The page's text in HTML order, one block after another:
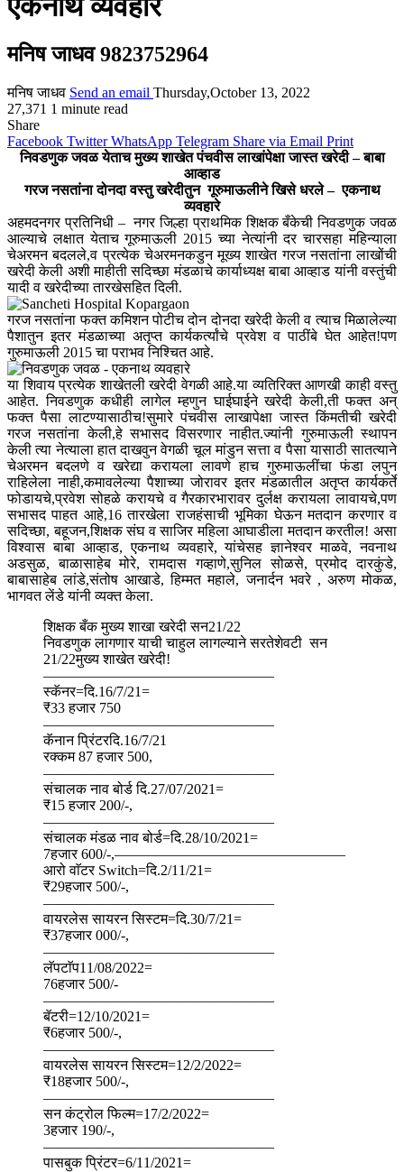
मनिष जाधव 9823752964
मनिष जाधव Send an email Thursday,October 13, 2022
27,371 1 minute read
Share
Facebook Twitter WhatsApp Telegram Share via Email Print
निवडणुक जवळ येताच मुख्य शाखेत पंचवीस लाखांपेक्षा जास्त खरेदी – बाबा
आव्हाड
गरज नसतांना दोनदा वस्तु खरेदीतुन गूरुमाऊलीने खिसे धरले – एकनाथ
व्यवहारे
अहमदनगर प्रतिनिधी – नगर जिल्हा प्राथमिक शिक्षक बँकेची निवडणुक जवळ
आल्याचे लक्षात येताच गूरुमाऊली 2015 च्या नेत्यांनी दर चारसहा महिन्याला
चेअरमन बदलले,व प्रत्येक चेअरमनकडुन मूख्य शाखेत गरज नसतांना लाखोंची
खरेदी केली अशी माहीती सदिच्छा मंडळाचे कार्याध्यक्ष बाबा आव्हाड यांनी वस्तुंची
यादी व खरेदीच्या तारखेसहित दिली.
गरज नसतांना फक्त कमिशन पोटीच दोन दोनदा खरेदी केली व त्याच मिळालेल्या
पैशातुन इतर मंडळाच्या अतृप्त कार्यकर्त्यांचे प्रवेश व पाठींबे घेत आहेत!पण
गुरुमाऊली 2015 चा पराभव निश्चित आहे.
या शिवाय प्रत्येक शाखेतली खरेदी वेगळी आहे.या व्यतिरिक्त आणखी काही वस्तु
आहेत.निवडणुक कधीही लागेल म्हणुन घाईघाईने खरेदी केली,ती फक्त अन्
फक्त पैसा लाटण्यासाठीच!सुमारे पंचवीस लाखापेक्षा जास्त किंमतीची खरेदी
गरज नसतांना केली,हे सभासद विसरणार नाहीत.ज्यांनी गुरुमाऊली स्थापन
केली त्या नेत्याला हात दाखवुन वेगळी चूल मांडुन सत्ता व पैसा यासाठी सातत्याने
चेअरमन बदलणे व खरेद्या करायला लावणे हाच गुरुमाऊलींचा फंडा लपुन
राहिलेला नाही,कमावलेल्या पैशाच्या जोरावर इतर मंडळातील अतृप्त कार्यकर्ते
फोडायचे,प्रवेश सोहळे करायचे व गैरकारभारावर दुर्लक्ष करायला लावायचे,पण
सभासद पाहत आहे,16 तारखेला राजहंसाची भूमिका घेऊन मतदान करणार व
सदिच्छा, बहूजन,शिक्षक संघ व साजिर महिला आघाडीला मतदान करतील! असा
विश्वास बाबा आव्हाड, एकनाथ व्यवहारे, यांचेसह ज्ञानेश्वर माळवे, नवनाथ
अडसुळ, बाळासाहेब मोरे, रामदास गव्हाणे,सुनिल सोळसे, प्रमोद दारकुंडे,
बाबासाहेब लांडे,संतोष आखाडे, हिम्मत महाले, जनार्दन भवरे , अरुण मोकळ,
भागवत लेंडे यांनी व्यक्त केला.
शिक्षक बँक मुख्य शाखा खरेदी सन21/22
निवडणुक लागणार याची चाहुल लागल्याने सरतेशेवटी सन
21/22मुख्य शाखेत खरेदी!
————————————————
स्कॅनर=दि.16/7/21=
₹33 हजार 750
————————————————
कॅनान प्रिंटरदि.16/7/21
रक्कम 87 हजार 500,
————————————————
संचालक नाव बोर्ड दि.27/07/2021=
₹15 हजार 200/-,
————————————————
संचालक मंडळ नाव बोर्ड=दि.28/10/2021=
7हजार 600/-,————————————————
आरो वाॅटर Switch=दि.2/11/21=
₹29हजार 500/-,
————————————————
वायरलेस सायरन सिस्टम=दि.30/7/21=
₹37हजार 000/-,
————————————————
लॅपटाॅप11/08/2022=
76हजार 500/-
————————————————
बॅटरी=12/10/2021=
₹6हजार 500/-,
————————————————
वायरलेस सायरन सिस्टम=12/2/2022=
₹18हजार 500/-,
————————————————
सन कंट्रोल फिल्म=17/2/2022=
3हजार 190/-,
————————————————
पासबुक प्रिंटर=6/11/2021=